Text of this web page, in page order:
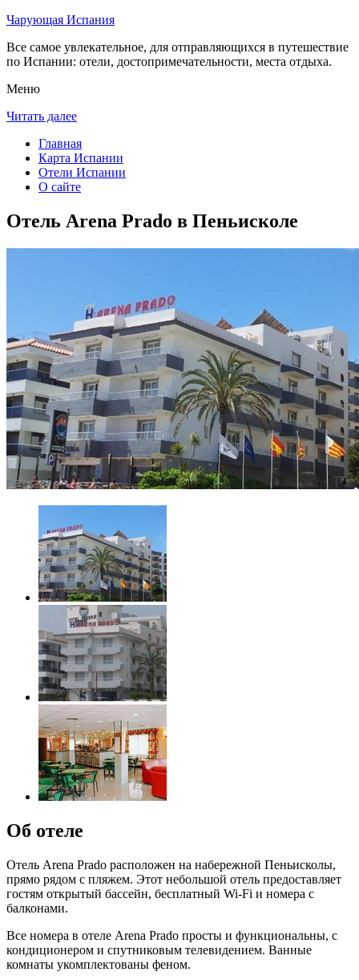
Чарующая Испания
Все самое увлекательное, для отправляющихся в путешествие
по Испании: отели, достопримечательности, места отдыха.
Меню
Читать далее
Главная
Карта Испании
Отели Испании
О сайте
Отель Arena Prado в Пеньисколе
Об отеле
Отель Arena Prado расположен на набережной Пеньисколы,
прямо рядом с пляжем. Этот небольшой отель предоставляет
гостям открытый бассейн, бесплатный Wi-Fi и номера с
балконами.
Все номера в отеле Arena Prado просты и функциональны, с
кондиционером и спутниковым телевидением. Ванные
комнаты укомплектованы феном.